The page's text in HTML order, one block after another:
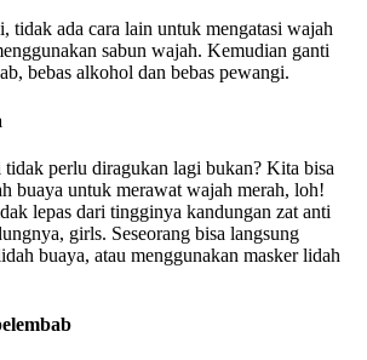
tidak ada cara lain untuk mengatasi wajah
sabun wajah. Kemudian ganti
bebas alkohol dan bebas pewangi.
perlu diragukan lagi bukan? Kita bisa
buaya untuk merawat wajah merah, loh!
lepas dari tingginya kandungan zat anti
girls. Seseorang bisa langsung
buaya, atau menggunakan masker lidah